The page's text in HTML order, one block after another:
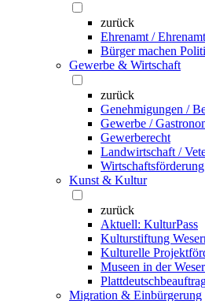
zurück
Ehrenamt /
Bürger machen
Gewerbe & Wirtschaft
zurück
Genehmigungen /
Gewerbe /
Gewerberecht
Landwirtschaft /
Kunst & Kultur
zurück
Aktuell: KulturPass
Kulturstiftung
Kulturelle
Museen in der
Migration & Einbürgerung